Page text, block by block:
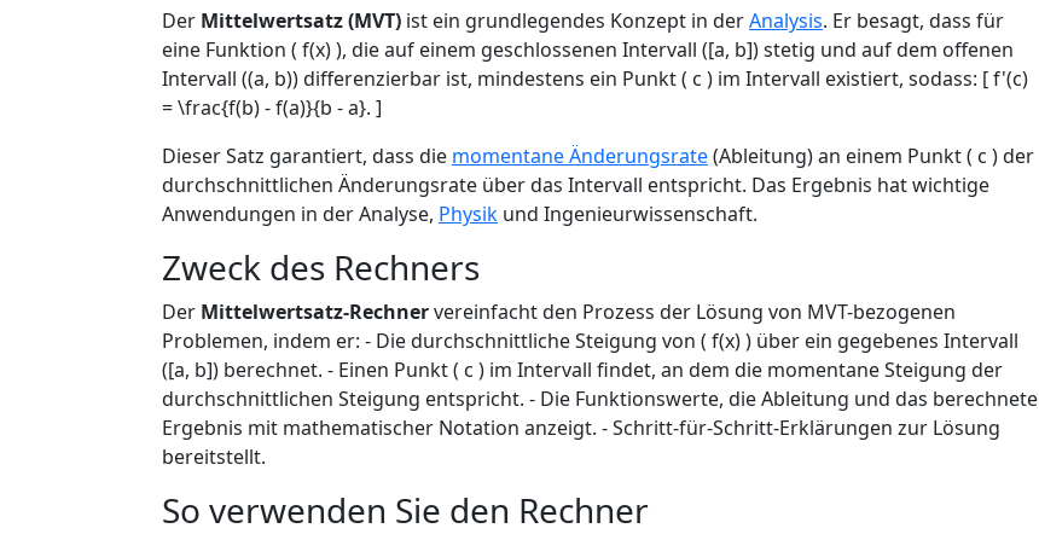
Der Mittelwertsatz (MVT) ist ein grundlegendes Konzept in derAnalysis. Er besagt, dass für
eine Funktion ( f(x) ), die auf einem geschlossenen Intervall ([a, b]) stetig und auf dem offenen
Intervall ((a, b)) differenzierbar ist, mindestens ein Punkt ( c ) im Intervall existiert, sodass: [ f'(c)
= \frac{f(b) - f(a)}{b - a}. ]
Dieser Satz garantiert, dass die momentane Änderungsrate(Ableitung) an einem Punkt ( c ) der
durchschnittlichen Änderungsrate über das Intervall entspricht. Das Ergebnis hat wichtige
Anwendungen in der Analyse, Physik und Ingenieurwissenschaft.
Zweck des Rechners
Der Mittelwertsatz-Rechnervereinfacht den Prozess der Lösung von MVT-bezogenen
Problemen, indem er: - Die durchschnittliche Steigung von ( f(x) ) über ein gegebenes Intervall
([a, b]) berechnet. - Einen Punkt ( c ) im Intervall findet, an dem die momentane Steigung der
durchschnittlichen Steigung entspricht. - Die Funktionswerte, die Ableitung und das berechnete
Ergebnis mit mathematischer Notation anzeigt. - Schritt-für-Schritt-Erklärungen zur Lösung
bereitstellt.
So verwenden Sie den Rechner